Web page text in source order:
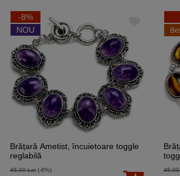
-8%
NOU
Brățară Ametist, încuietoare toggle
reglabilă
45,00 Lei(-8%)